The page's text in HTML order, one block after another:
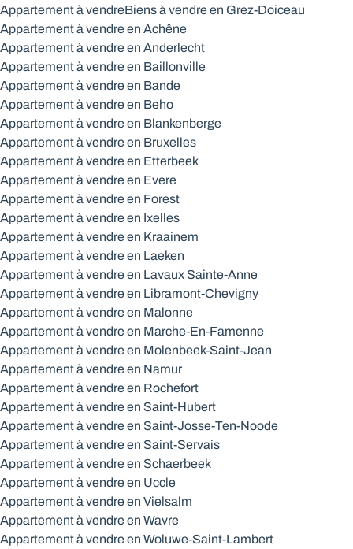
Appartement à vendreBiens à vendre en Grez-Doiceau
Appartement à vendre en Achêne
Appartement à vendre en Anderlecht
Appartement à vendre en Baillonville
Appartement à vendre en Bande
Appartement à vendre en Beho
Appartement à vendre en Blankenberge
Appartement à vendre en Bruxelles
Appartement à vendre en Etterbeek
Appartement à vendre en Evere
Appartement à vendre en Forest
Appartement à vendre en Ixelles
Appartement à vendre en Kraainem
Appartement à vendre en Laeken
Appartement à vendre en Lavaux Sainte-Anne
Appartement à vendre en Libramont-Chevigny
Appartement à vendre en Malonne
Appartement à vendre en Marche-En-Famenne
Appartement à vendre en Molenbeek-Saint-Jean
Appartement à vendre en Namur
Appartement à vendre en Rochefort
Appartement à vendre en Saint-Hubert
Appartement à vendre en Saint-Josse-Ten-Noode
Appartement à vendre en Saint-Servais
Appartement à vendre en Schaerbeek
Appartement à vendre en Uccle
Appartement à vendre en Vielsalm
Appartement à vendre en Wavre
Appartement à vendre en Woluwe-Saint-Lambert